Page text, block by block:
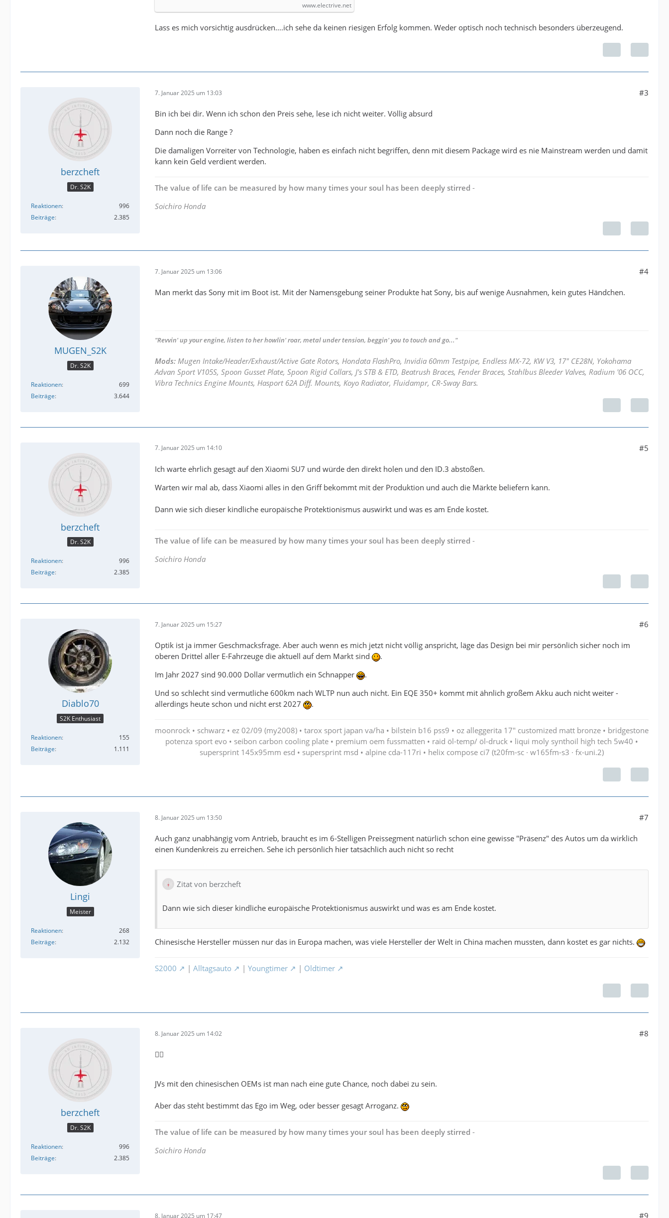
www.electrive.net
Lass es mich vorsichtig ausdrücken....ich sehe da keinen riesigen Erfolg kommen. Weder optisch noch technisch besonders überzeugend.
berzcheft
Dr. S2K
Reaktionen
996
Beiträge
2.385
7. Januar 2025 um 13:03 #3
Bin ich bei dir. Wenn ich schon den Preis sehe, lese ich nicht weiter. Völlig absurd
Dann noch die Range ?
Die damaligen Vorreiter von Technologie, haben es einfach nicht begriffen, denn mit diesem Package wird es nie Mainstream werden und damit
kann kein Geld verdient werden.
The value of life can be measured by how many times your soul has been deeply stirred -
Soichiro Honda
MUGEN_S2K
Dr. S2K
Reaktionen
699
Beiträge
3.644
7. Januar 2025 um 13:06 #4
Man merkt das Sony mit im Boot ist. Mit der Namensgebung seiner Produkte hat Sony, bis auf wenige Ausnahmen, kein gutes Händchen.
"Revvin' up your engine, listen to her howlin' roar, metal under tension, beggin' you to touch and go..."
Mods: Mugen Intake/Header/Exhaust/Active Gate Rotors, Hondata FlashPro, Invidia 60mm Testpipe, Endless MX-72, KW V3, 17" CE28N, Yokohama
Advan Sport V105S, Spoon Gusset Plate, Spoon Rigid Collars, J's STB & ETD, Beatrush Braces, Fender Braces, Stahlbus Bleeder Valves, Radium '06 OCC,
Vibra Technics Engine Mounts, Hasport 62A Diff. Mounts, Koyo Radiator, Fluidampr, CR-Sway Bars.
berzcheft
Dr. S2K
Reaktionen
996
Beiträge
2.385
7. Januar 2025 um 14:10 #5
Ich warte ehrlich gesagt auf den Xiaomi SU7 und würde den direkt holen und den ID.3 abstoßen.
Warten wir mal ab, dass Xiaomi alles in den Griff bekommt mit der Produktion und auch die Märkte beliefern kann.
Dann wie sich dieser kindliche europäische Protektionismus auswirkt und was es am Ende kostet.
The value of life can be measured by how many times your soul has been deeply stirred -
Soichiro Honda
Diablo70
S2K Enthusiast
Reaktionen
155
Beiträge
1.111
7. Januar 2025 um 15:27 #6
Optik ist ja immer Geschmacksfrage. Aber auch wenn es mich jetzt nicht völlig anspricht, läge das Design bei mir persönlich sicher noch im
oberen Drittel aller E-Fahrzeuge die aktuell auf dem Markt sind
.
Im Jahr 2027 sind 90.000 Dollar vermutlich ein Schnapper
.
Und so schlecht sind vermutliche 600km nach WLTP nun auch nicht. Ein EQE 350+ kommt mit ähnlich großem Akku auch nicht weiter -
allerdings heute schon und nicht erst 2027
.
moonrock • schwarz • ez 02/09 (my2008) • tarox sport japan va/ha • bilstein b16 pss9 • oz alleggerita 17" customized matt bronze • bridgestone
potenza sport evo • seibon carbon cooling plate • premium oem fussmatten • raid öl-temp/ öl-druck • liqui moly synthoil high tech 5w40 •
supersprint 145x95mm esd • supersprint msd • alpine cda-117ri • helix compose ci7 (t20fm-sc · w165fm-s3 · fx-uni.2)
Lingi
Meister
Reaktionen
268
Beiträge
2.132
8. Januar 2025 um 13:50 #7
Auch ganz unabhängig vom Antrieb, braucht es im 6-Stelligen Preissegment natürlich schon eine gewisse "Präsenz" des Autos um da wirklich
einen Kundenkreis zu erreichen. Sehe ich persönlich hier tatsächlich auch nicht so recht
Zitat von berzcheft
Dann wie sich dieser kindliche europäische Protektionismus auswirkt und was es am Ende kostet.
Chinesische Hersteller müssen nur das in Europa machen, was viele Hersteller der Welt in China machen mussten, dann kostet es gar nichts.
S2000 | Alltagsauto | Youngtimer | Oldtimer
berzcheft
Dr. S2K
Reaktionen
996
Beiträge
2.385
8. Januar 2025 um 14:02 #8
👍🏼
JVs mit den chinesischen OEMs ist man nach eine gute Chance, noch dabei zu sein.
Aber das steht bestimmt das Ego im Weg, oder besser gesagt Arroganz.
The value of life can be measured by how many times your soul has been deeply stirred -
Soichiro Honda
8. Januar 2025 um 17:47 #9